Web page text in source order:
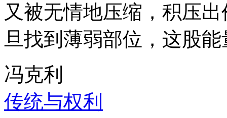
又被无情地压缩，积压
旦找到薄弱部位，这股
冯克利
传统与权利